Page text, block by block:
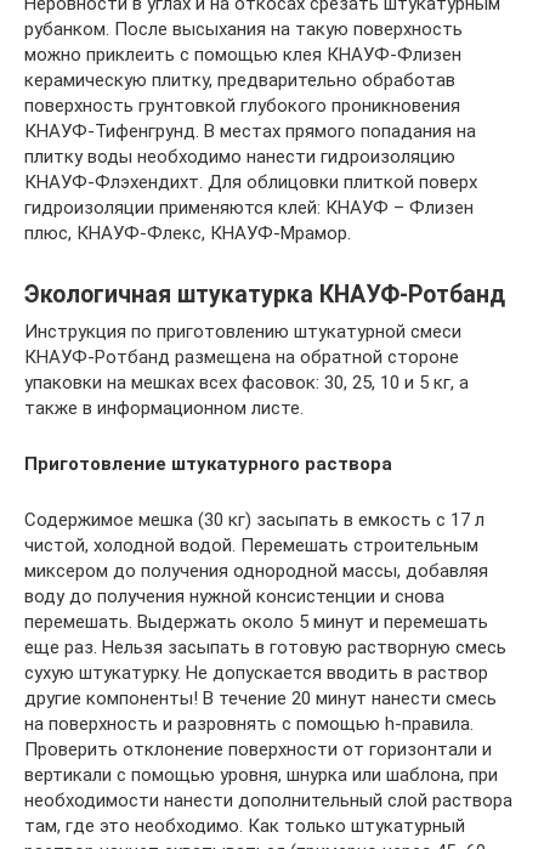
рубанком. После высыхания на такую поверхность
можно приклеить с помощью клея КНАУФ-Флизен
керамическую плитку, предварительно обработав
поверхность грунтовкой глубокого проникновения
КНАУФ-Тифенгрунд. В местах прямого попадания на
плитку воды необходимо нанести гидроизоляцию
КНАУФ-Флэхендихт. Для облицовки плиткой поверх
гидроизоляции применяются клей: КНАУФ – Флизен
плюс, КНАУФ-Флекс, КНАУФ-Мрамор.
Экологичная штукатурка КНАУФ-Ротбанд
Инструкция по приготовлению штукатурной смеси
КНАУФ-Ротбанд размещена на обратной стороне
упаковки на мешках всех фасовок: 30, 25, 10 и 5 кг, а
также в информационном листе.
Приготовление штукатурного раствора
Содержимое мешка (30 кг) засыпать в емкость с 17 л
чистой, холодной водой. Перемешать строительным
миксером до получения однородной массы, добавляя
воду до получения нужной консистенции и снова
перемешать. Выдержать около 5 минут и перемешать
еще раз. Нельзя засыпать в готовую растворную смесь
сухую штукатурку. Не допускается вводить в раствор
другие компоненты! В течение 20 минут нанести смесь
на поверхность и разровнять с помощью h-правила.
Проверить отклонение поверхности от горизонтали и
вертикали с помощью уровня, шнурка или шаблона, при
необходимости нанести дополнительный слой раствора
там, где это необходимо. Как только штукатурный